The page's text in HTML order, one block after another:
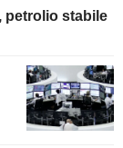
petrolio stabile